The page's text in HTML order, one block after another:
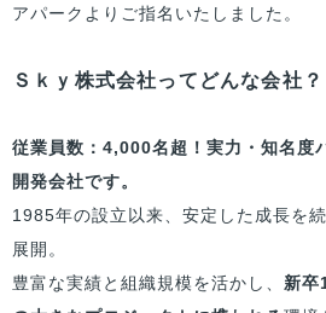
アパークよりご指名いたしました。
Ｓｋｙ株式会社ってどんな会社？
従業員数：4,000名超！実力・知名度
開発会社です。
1985年の設立以来、安定した成長を
展開。
豊富な実績と組織規模を活かし、 新卒